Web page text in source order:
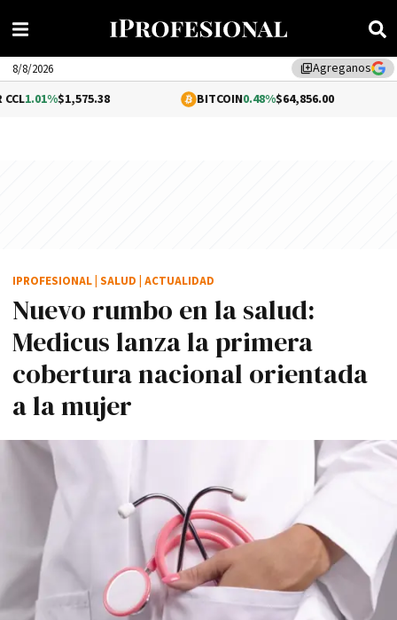
library_addAgreganos
8/8/2026
0.48%$64,856.00
Nuevo rumbo en la salud:
Medicus lanza la primera
cobertura nacional orientada
a la mujer
IPROFESIONAL SALUD ACTUALIDAD